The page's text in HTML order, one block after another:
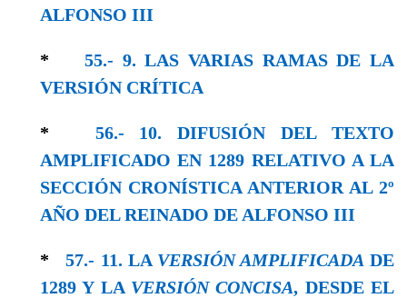
ALFONSO III
* 55.- 9. LAS VARIAS RAMAS DE LA
VERSIÓN CRÍTICA
* 56.- 10. DIFUSIÓN DEL TEXTO
AMPLIFICADO EN 1289 RELATIVO A LA
SECCIÓN CRONÍSTICA ANTERIOR AL 2º
AÑO DEL REINADO DE ALFONSO III
*57.- 11. LA VERSIÓN AMPLIFICADA DE
1289 Y LA VERSIÓN CONCISA, DESDE EL